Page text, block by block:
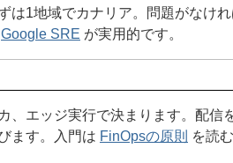
は1地域でカナリア。問題がなけ
Google SRE が実用的です。
、エッジ実行で決まります。配
ます。入門は FinOpsの原則 を読